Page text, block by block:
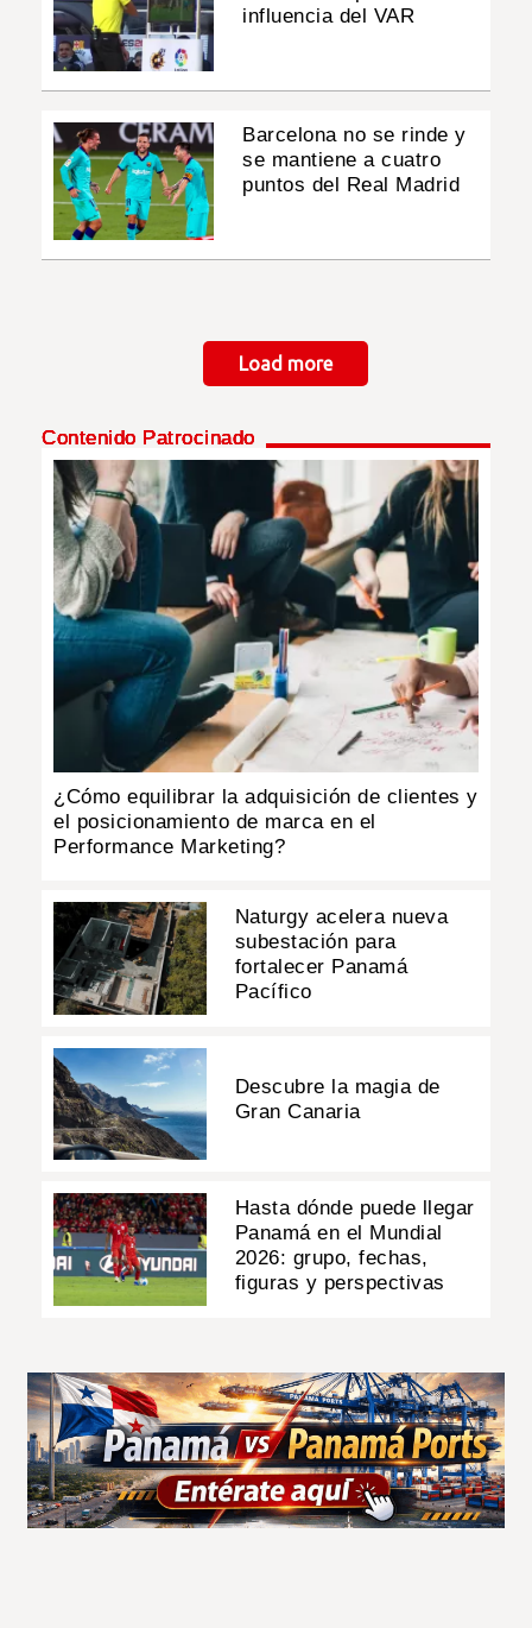
influencia del VAR
Barcelona no se rinde y
se mantiene a cuatro
puntos del Real Madrid
Load more
Contenido Patrocinado
¿Cómo equilibrar la adquisición de clientes y
el posicionamiento de marca en el
Performance Marketing?
Naturgy acelera nueva
subestación para
fortalecer Panamá
Pacífico
Descubre la magia de
Gran Canaria
Hasta dónde puede llegar
Panamá en el Mundial
2026: grupo, fechas,
figuras y perspectivas